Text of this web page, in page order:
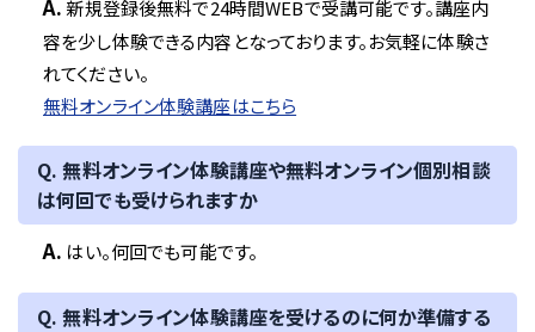
A. 新規登録後無料で24時間WEBで受講可能です。講座内
容を少し体験できる内容となっております。お気軽に体験さ
れてください。
無料オンライン体験講座はこちら
Q. 無料オンライン体験講座や無料オンライン個別相談
は何回でも受けられますか
A. はい。何回でも可能です。
Q. 無料オンライン体験講座を受けるのに何か準備する